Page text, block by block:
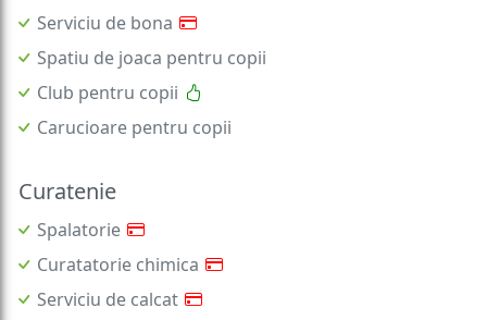
Serviciu de bona
Spatiu de joaca pentru copii
Club pentru copii
Carucioare pentru copii
Curatenie
Spalatorie
Curatatorie chimica
Serviciu de calcat